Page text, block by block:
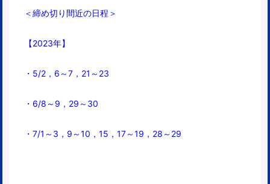
＜締め切り間近の日程＞
【2023年】
・5/2，6～7， 21～23
・6/8～9，29～30
・7/1～3，9～10，15，17～19，28～29